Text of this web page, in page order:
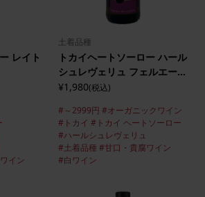
レイト
イン
土着品種
トカイヘートソーロー ハール
シュレヴェリュ フェルエー...
¥1,980(税込)
#～2999円 #オーガニックワイン
#トカイ #トカイ ヘートソーロー
#ハールシュレヴェリュ
#土着品種 #甘口・貴腐ワイン
#白ワイン